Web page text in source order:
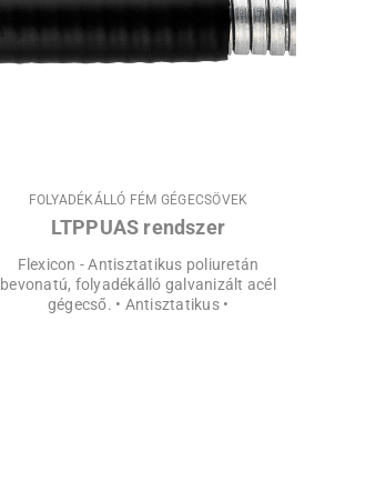
FOLYADÉKÁLLÓ FÉM GÉGECSÖVEK
LTPPUAS rendszer
Flexicon - Antisztatikus poliuretán
bevonatú, folyadékálló galvanizált acél
gégecső. • Antisztatikus •